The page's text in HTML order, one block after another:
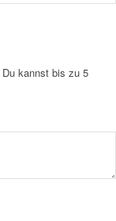
Du kannst bis zu 5